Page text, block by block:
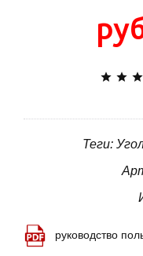
Теги:
руководство